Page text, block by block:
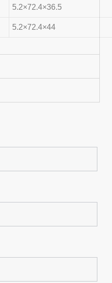
5.2×72.4×36.5
5.2×72.4×44